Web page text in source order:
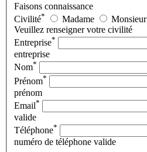
Faisons connaissance
Civilité* Madame
Monsieur
Veuillez renseigner votre civilité
Entreprise*
entreprise
Nom*
Prénom*
prénom
Email*
valide
Téléphone*
numéro de téléphone valide